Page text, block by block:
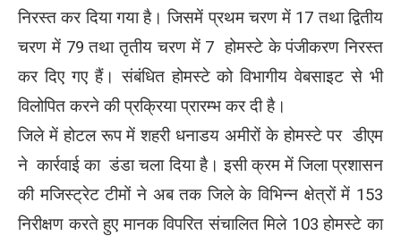
निरस्त कर दिया गया है। जिसमें प्रथम चरण में 17 तथा द्वितीय
चरण में 79 तथा तृतीय चरण में 7 होमस्टे के पंजीकरण निरस्त
कर दिए गए हैं। संबंधित होमस्टे को विभागीय वेबसाइट से भी
विलोपित करने की प्रक्रिया प्रारम्भ कर दी है।
जिले में होटल रूप में शहरी धनाडय अमीरों के होमस्टे पर डीएम
ने कार्रवाई का डंडा चला दिया है। इसी क्रम में जिला प्रशासन
की मजिस्ट्रेट टीमों ने अब तक जिले के विभिन्न क्षेत्रों में 153
निरीक्षण करते हुए मानक विपरित संचालित मिले 103 होमस्टे का